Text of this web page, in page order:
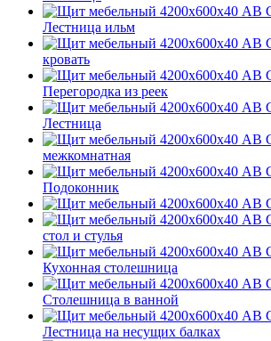
Лестница ильм
кровать
Перегородка из реек
Лестница
межкомнатная
Подоконник
стол и стулья
Кухонная столешница
Столешница в ванной
Лестница на несущих балках